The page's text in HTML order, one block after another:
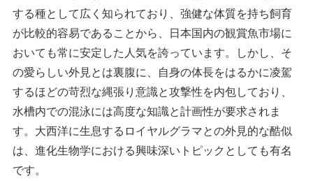
する種として広く知られており、強健な体質を持ち飼育
が比較的容易であることから、日本国内の観賞魚市場に
おいても常に安定した人気を誇っています。しかし、そ
の愛らしい外見とは裏腹に、自身の体長をはるかに凌駕
するほどの苛烈な縄張り意識と攻撃性を内包しており、
水槽内での混泳には高度な知識と計画性が要求されま
す。大西洋に生息するロイヤルグラマとの外見的な酷似
は、進化生物学における興味深いトピックとしても有名
です。